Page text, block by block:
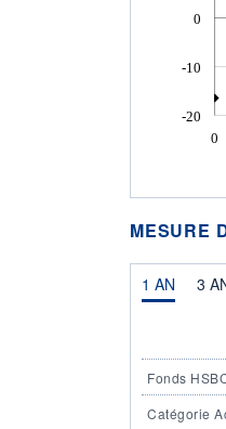
-20
-10
0
0
MESURE
1 AN 3
Fonds
Catégorie